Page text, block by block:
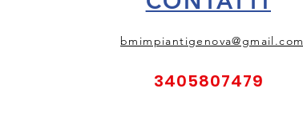
bmimpiantigenova@gmail.com
3405807479